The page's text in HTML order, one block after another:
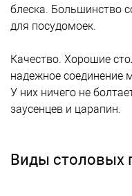
блеска. Большинство
для посудомоек.
Качество. Хорошие
надежное соединение
У них ничего не
заусенцев и царапин.
Виды столовых